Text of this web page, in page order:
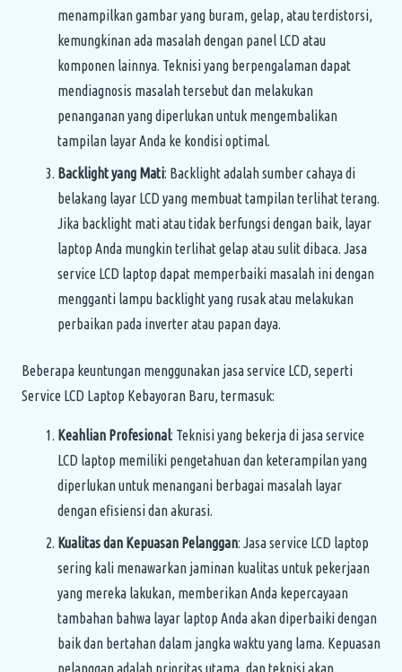
menampilkan gambar yang buram, gelap, atau terdistorsi,
kemungkinan ada masalah dengan panel LCD atau
komponen lainnya. Teknisi yang berpengalaman dapat
mendiagnosis masalah tersebut dan melakukan
penanganan yang diperlukan untuk mengembalikan
tampilan layar Anda ke kondisi optimal.
Backlight yang Mati: Backlight adalah sumber cahaya di
belakang layar LCD yang membuat tampilan terlihat terang.
Jika backlight mati atau tidak berfungsi dengan baik, layar
laptop Anda mungkin terlihat gelap atau sulit dibaca. Jasa
service LCD laptop dapat memperbaiki masalah ini dengan
mengganti lampu backlight yang rusak atau melakukan
perbaikan pada inverter atau papan daya.
Beberapa keuntungan menggunakan jasa service LCD, seperti
Service LCD Laptop Kebayoran Baru, termasuk:
Keahlian Profesional: Teknisi yang bekerja di jasa service
LCD laptop memiliki pengetahuan dan keterampilan yang
diperlukan untuk menangani berbagai masalah layar
dengan efisiensi dan akurasi.
Kualitas dan Kepuasan Pelanggan: Jasa service LCD laptop
sering kali menawarkan jaminan kualitas untuk pekerjaan
yang mereka lakukan, memberikan Anda kepercayaan
tambahan bahwa layar laptop Anda akan diperbaiki dengan
baik dan bertahan dalam jangka waktu yang lama. Kepuasan
pelanggan adalah prioritas utama, dan teknisi akan